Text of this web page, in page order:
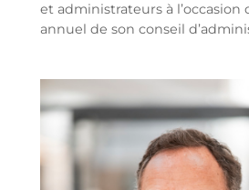
et administrateurs à l’occasion
annuel de son conseil